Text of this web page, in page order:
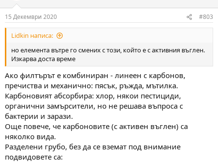
15 Декември 2020 #803
Lidkin написа:
но елемента вътре го смених с този, който е с активния въглен.
Изкарва доста време
Ако филтърът е комбиниран - линеен с карбонов,
пречиства и механично: пясък, ръжда, мътилка.
Карбоновият абсорбира: хлор, някои пестициди,
органични замърсители, но не решава въпроса с
бактерии и зарази.
Още повече, че карбоновите (с активен въглен) са
няколко вида.
Разделени грубо, без да се вземат под внимание
подвидовете са: